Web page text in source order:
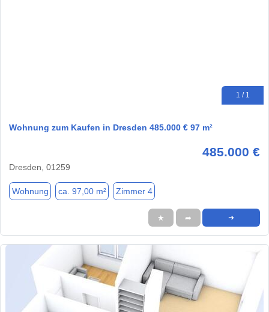
1 / 1
Wohnung zum Kaufen in Dresden 485.000 € 97 m²
485.000 €
Dresden, 01259
Wohnung ca. 97,00 m² Zimmer 4
★ ➦ ➜